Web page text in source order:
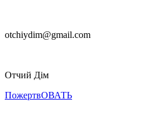
otchiydim@gmail.com
Отчий Дім
ПожертвОВАТЬ